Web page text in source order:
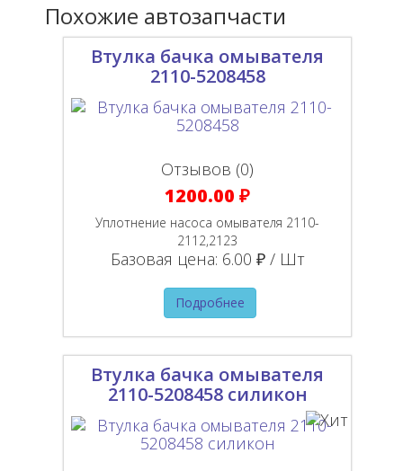
Похожие автозапчасти
Втулка бачка омывателя
2110-5208458
Отзывов (0)
1200.00 ₽
Уплотнение насоса омывателя 2110-
2112,2123
Базовая цена: 6.00 ₽ / Шт
Подробнее
Втулка бачка омывателя
2110-5208458 силикон